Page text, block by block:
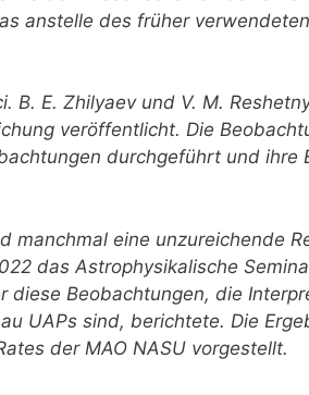
anstelle des früher
B. E. Zhilyaev und V. M.
veröffentlicht. Die
durchgeführt und ihre
manchmal eine unzureichende
das Astrophysikalische
diese Beobachtungen, die
UAPs sind, berichtete. Die
der MAO NASU vorgestellt.